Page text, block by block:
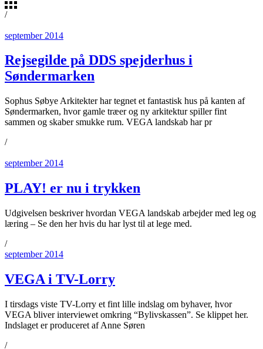
/
september 2014
Rejsegilde på DDS spejderhus i
Søndermarken
Sophus Søbye Arkitekter har tegnet et fantastisk hus på kanten af
Søndermarken, hvor gamle træer og ny arkitektur spiller fint
sammen og skaber smukke rum. VEGA landskab har pr
/
september 2014
PLAY! er nu i trykken
Udgivelsen beskriver hvordan VEGA landskab arbejder med leg og
læring – Se den her hvis du har lyst til at lege med.
/
september 2014
VEGA i TV-Lorry
I tirsdags viste TV-Lorry et fint lille indslag om byhaver, hvor
VEGA bliver interviewet omkring “Bylivskassen”. Se klippet her.
Indslaget er produceret af Anne Søren
/